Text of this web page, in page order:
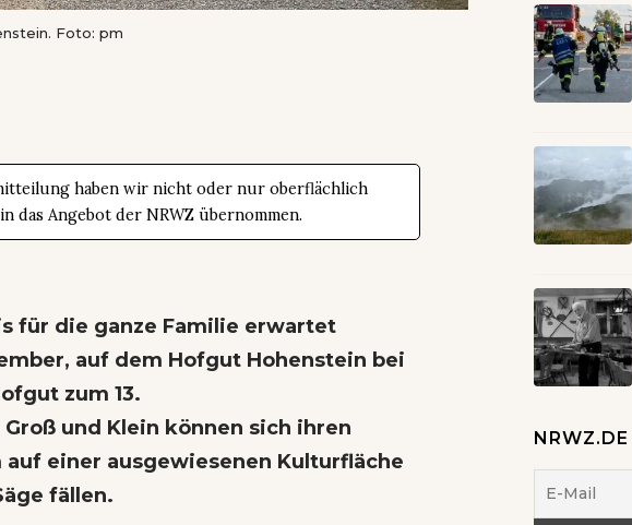
Foto: pm
haben wir nicht oder nur oberflächlich
das Angebot der NRWZ übernommen.
für die ganze Familie erwartet
auf dem Hofgut Hohenstein bei
zum 13.
und Klein können sich ihren
einer ausgewiesenen Kulturfläche
fällen.